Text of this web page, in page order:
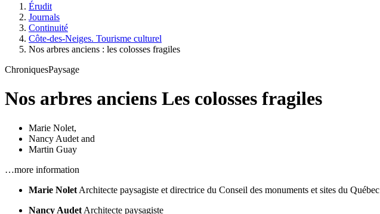
Érudit
Journals
Continuité
Côte-des-Neiges. Tourisme culturel
Nos arbres anciens : les colosses fragiles
ChroniquesPaysage
Nos arbres anciens Les colosses fragiles
Marie Nolet,
Nancy Audet and
Martin Guay
…more information
Marie Nolet Architecte paysagiste et directrice du Conseil des monuments et sites du Québec
Nancy Audet Architecte paysagiste